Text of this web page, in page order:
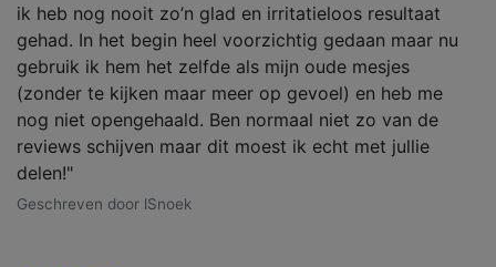
ik heb nog nooit zo’n glad en irritatieloos resultaat
gehad. In het begin heel voorzichtig gedaan maar nu
gebruik ik hem het zelfde als mijn oude mesjes
(zonder te kijken maar meer op gevoel) en heb me
nog niet opengehaald. Ben normaal niet zo van de
reviews schijven maar dit moest ik echt met jullie
delen!"
Geschreven door lSnoek